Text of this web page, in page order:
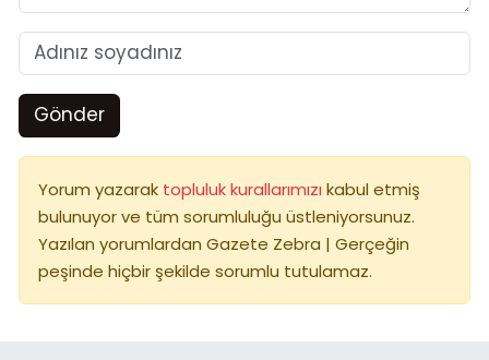
Gönder
Yorum yazarak topluluk kurallarımızı kabul etmiş
bulunuyor ve tüm sorumluluğu üstleniyorsunuz.
Yazılan yorumlardan Gazete Zebra | Gerçeğin
peşinde hiçbir şekilde sorumlu tutulamaz.